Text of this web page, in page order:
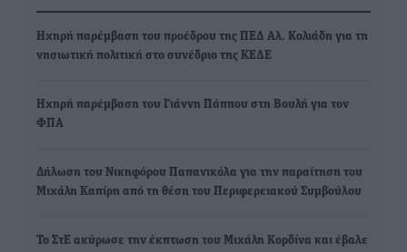
Ηχηρή παρέμβαση του προέδρου της ΠΕΔ Αλ. Κολιάδη για τη
νησιωτική πολιτική στο συνέδριο της ΚΕΔΕ
Ηχηρή παρέμβαση του Γιάννη Πάππου στη Βουλή για τον
ΦΠΑ
Δήλωση του Νικηφόρου Παπανικόλα για την παραίτηση του
Μιχάλη Καπίρη από τη θέση του Περιφερειακού Συμβούλου
Το ΣτΕ ακύρωσε την έκπτωση του Μιχάλη Κορδίνα και έβαλε